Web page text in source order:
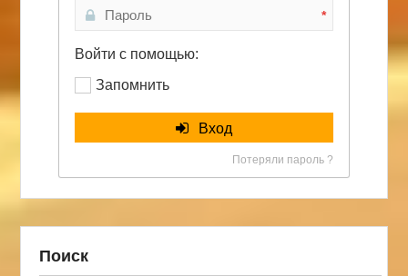
*
Войти с помощью:
Запомнить
Вход
Потеряли пароль ?
Поиск